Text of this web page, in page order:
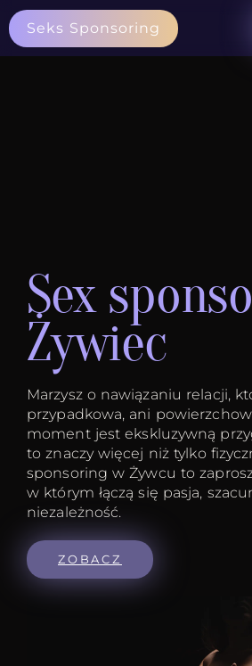
Seks Sponsoring
Sex
Żywiec
Marzysz o nawiązaniu relacji,
przypadkowa, ani
moment jest ekskluzywną
to znaczy więcej niż tylko
sponsoring w Żywcu to
w którym łączą się pasja,
niezależność.
ZOBACZ